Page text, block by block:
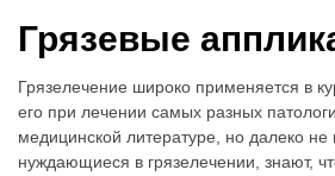
Грязевые
Грязелечение широко применяется в
его при лечении самых разных
медицинской литературе, но далеко не
нуждающиеся в грязелечении, знают,